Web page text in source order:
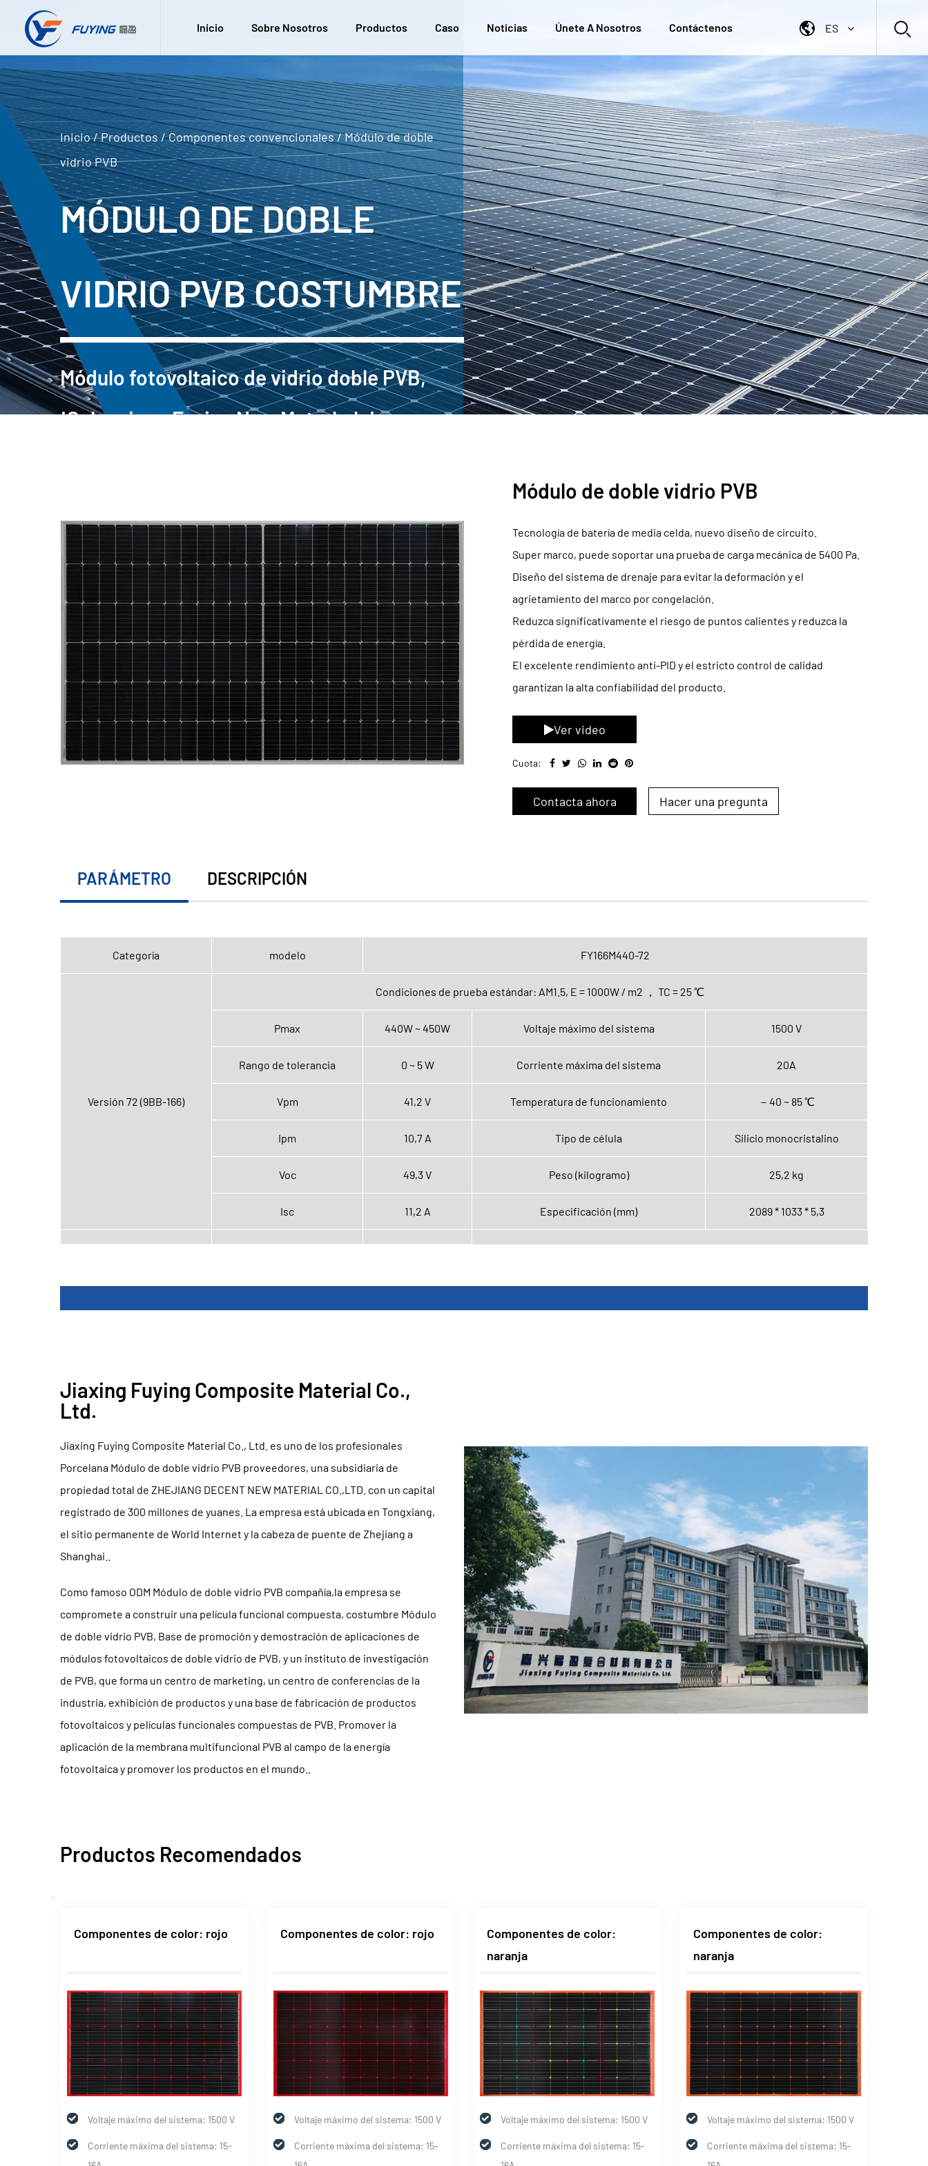
Inicio Sobre Nosotros Productos Caso Noticias Únete A Nosotros Contáctenos ES
Inicio/Productos/Componentes convencionales/Módulo de doble
vidrio PVB
MÓDULO DE DOBLE
VIDRIO PVB COSTUMBRE
Módulo fotovoltaico de vidrio doble PVB,
¡Selecciona Fuying New Materkals!
Módulo de doble vidrio PVB
Tecnología de batería de media celda, nuevo diseño de circuito.
Super marco, puede soportar una prueba de carga mecánica de 5400 Pa.
Diseño del sistema de drenaje para evitar la deformación y el
agrietamiento del marco por congelación.
Reduzca significativamente el riesgo de puntos calientes y reduzca la
pérdida de energía.
El excelente rendimiento anti-PID y el estricto control de calidad
garantizan la alta confiabilidad del producto.
Ver video
Cuota:
Contacta ahora Hacer una pregunta
PARÁMETRO DESCRIPCIÓN
Categoría modelo FY166M440-72
Versión 72 (9BB-166)
Condiciones de prueba estándar: AM1.5, E = 1000W / m2 ， TC = 25 ℃
Pmax 440W ~ 450W Voltaje máximo del sistema 1500 V
Rango de tolerancia 0 ~ 5 W Corriente máxima del sistema 20A
Vpm 41,2 V Temperatura de funcionamiento －40 ~ 85 ℃
Ipm 10,7 A Tipo de célula Silicio monocristalino
Voc 49,3 V Peso (kilogramo) 25,2 kg
Isc 11,2 A Especificación (mm) 2089 * 1033 * 5,3
Jiaxing Fuying Composite Material Co.,
Ltd.
Jiaxing Fuying Composite Material Co., Ltd. es uno de los profesionales
Porcelana Módulo de doble vidrio PVB proveedores, una subsidiaria de
propiedad total de ZHEJIANG DECENT NEW MATERIAL CO.,LTD. con un capital
registrado de 300 millones de yuanes. La empresa está ubicada en Tongxiang,
el sitio permanente de World Internet y la cabeza de puente de Zhejiang a
Shanghai..
Como famoso ODM Módulo de doble vidrio PVB compañía,la empresa se
compromete a construir una película funcional compuesta, costumbre Módulo
de doble vidrio PVB, Base de promoción y demostración de aplicaciones de
módulos fotovoltaicos de doble vidrio de PVB, y un instituto de investigación
de PVB, que forma un centro de marketing, un centro de conferencias de la
industria, exhibición de productos y una base de fabricación de productos
fotovoltaicos y películas funcionales compuestas de PVB. Promover la
aplicación de la membrana multifuncional PVB al campo de la energía
fotovoltaica y promover los productos en el mundo..
Productos Recomendados
Componentes de color: rojo
Voltaje máximo del sistema: 1500 V
Corriente máxima del sistema: 15-
Componentes de color: rojo
Voltaje máximo del sistema: 1500 V
Corriente máxima del sistema: 15-
Componentes de color:
naranja
Voltaje máximo del sistema: 1500 V
Corriente máxima del sistema: 15-
Componentes de color:
naranja
Voltaje máximo del sistema: 1500 V
Corriente máxima del sistema: 15-